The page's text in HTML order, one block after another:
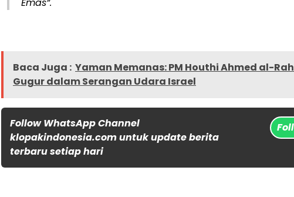
Baca Juga : Yaman Memanas: PM Houthi Ahmed al-
Gugur dalam Serangan Udara Israel
Follow WhatsApp Channel
klopakindonesia.com untuk update berita
terbaru setiap hari